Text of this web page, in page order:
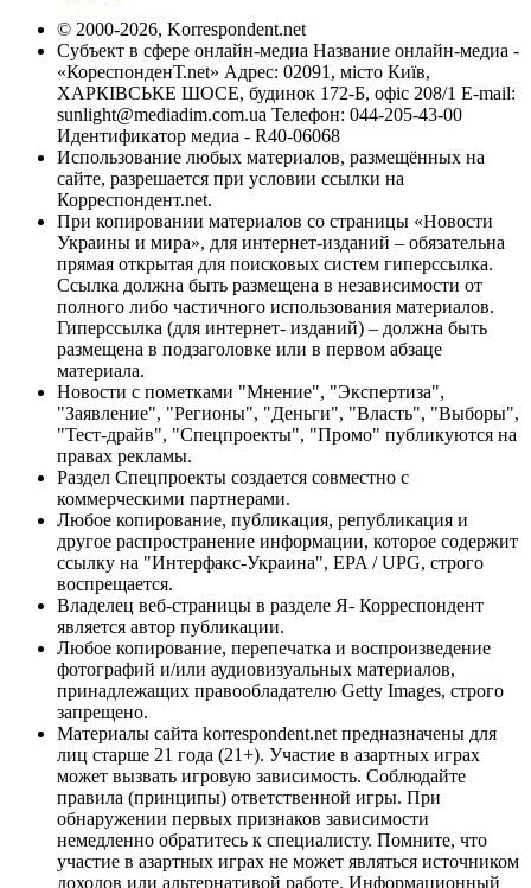
© 2000-2026, Korrespondent.net
Субъект в сфере онлайн-медиа Название онлайн-медиа -
«КореспонденТ.net» Адрес: 02091, місто Київ,
ХАРКІВСЬКЕ ШОСЕ, будинок 172-Б, офіс 208/1 E-mail:
sunlight@mediadim.com.ua Телефон: 044-205-43-00
Идентификатор медиа - R40-06068
Использование любых материалов, размещённых на
сайте, разрешается при условии ссылки на
Корреспондент.net.
При копировании материалов со страницы «Новости
Украины и мира», для интернет-изданий – обязательна
прямая открытая для поисковых систем гиперссылка.
Ссылка должна быть размещена в независимости от
полного либо частичного использования материалов.
Гиперссылка (для интернет- изданий) – должна быть
размещена в подзаголовке или в первом абзаце
материала.
Новости с пометками "Мнение", "Экспертиза",
"Заявление", "Регионы", "Деньги", "Власть", "Выборы",
"Тест-драйв", "Спецпроекты", "Промо" публикуются на
правах рекламы.
Раздел Спецпроекты создается совместно с
коммерческими партнерами.
Любое копирование, публикация, републикация и
другое распространение информации, которое содержит
ссылку на "Интерфакс-Украина", EPA / UPG, строго
воспрещается.
Владелец веб-страницы в разделе Я- Корреспондент
является автор публикации.
Любое копирование, перепечатка и воспроизведение
фотографий и/или аудиовизуальных материалов,
принадлежащих правообладателю Getty Images, строго
запрещено.
Материалы сайта korrespondent.net предназначены для
лиц старше 21 года (21+). Участие в азартных играх
может вызвать игровую зависимость. Соблюдайте
правила (принципы) ответственной игры. При
обнаружении первых признаков зависимости
немедленно обратитесь к специалисту. Помните, что
участие в азартных играх не может являться источником
доходов или альтернативой работе. Информационный